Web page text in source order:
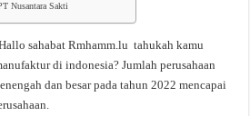
Nusantara Sakti
sahabat Rmhamm.lu tahukah kamu
di indonesia? Jumlah perusahaan
dan besar pada tahun 2022 mencapai